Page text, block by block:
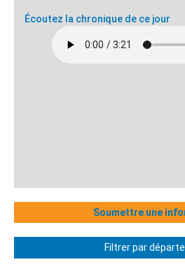
Écoutez la chronique de ce jour
Soumettre une
Filtrer par